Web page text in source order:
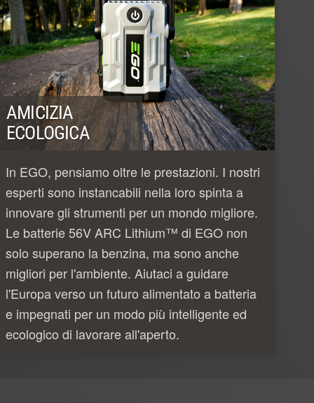
AMICIZIA
ECOLOGICA
In EGO, pensiamo oltre le prestazioni. I nostri
esperti sono instancabili nella loro spinta a
innovare gli strumenti per un mondo migliore.
Le batterie 56V ARC Lithium™ di EGO non
solo superano la benzina, ma sono anche
migliori per l'ambiente. Aiutaci a guidare
l'Europa verso un futuro alimentato a batteria
e impegnati per un modo più intelligente ed
ecologico di lavorare all'aperto.